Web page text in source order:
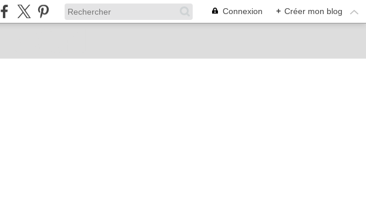
Connexion + Créer mon blog